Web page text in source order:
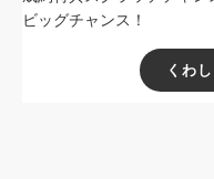
ビッグチャンス！
くわ